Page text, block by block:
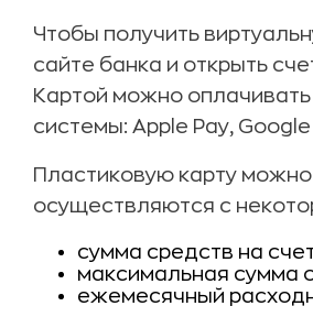
Чтобы получить
сайте банка и открыть
Картой можно
системы: Apple Pay,
Пластиковую карту
осуществляются с
сумма средств на
максимальная сумма
ежемесячный